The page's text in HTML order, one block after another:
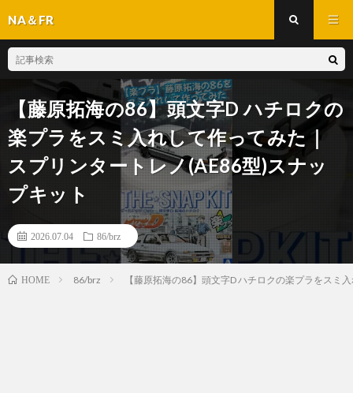
NA＆FR
【藤原拓海の86】頭文字D ハチロクの
楽プラをスミ入れして作ってみた｜
スプリンタートレノ(AE86型)スナッ
プキット
2026.07.04 86/brz
HOME 86/brz 【藤原拓海の86】頭文字D ハチロクの楽プラをスミ